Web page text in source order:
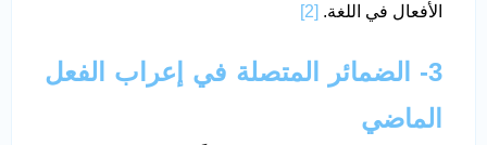
الأفعال في اللغة. [2]
3- الضمائر المتصلة في إعراب الفعل
الماضي